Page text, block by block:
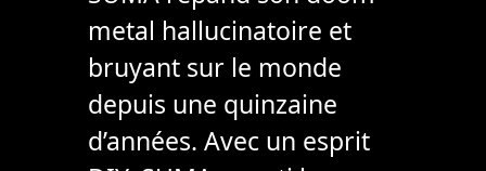
metal hallucinatoire et
bruyant sur le monde
depuis une quinzaine
d’années. Avec un esprit